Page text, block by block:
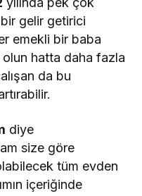
gelir getirici
emekli bir baba
hatta daha fazla
da bu
diye
size göre
tüm evden
içeriğinde